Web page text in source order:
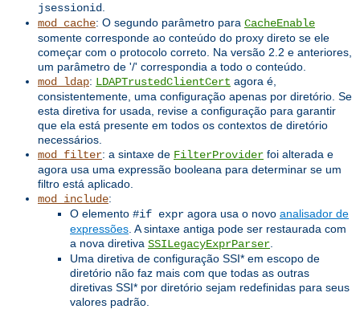
jsessionid
mod_cache: O segundo parâmetro para CacheEnable
somente corresponde ao conteúdo do proxy direto se ele
começar com o protocolo correto. Na versão 2.2 e anteriores,
um parâmetro de '/' correspondia a todo o conteúdo.
mod_ldap: LDAPTrustedClientCert agora é,
consistentemente, uma configuração apenas por diretório. Se
esta diretiva for usada, revise a configuração para garantir
que ela está presente em todos os contextos de diretório
necessários.
mod_filter: a sintaxe de FilterProvider foi alterada e
agora usa uma expressão booleana para determinar se um
filtro está aplicado.
mod_include:
O elemento #if expr agora usa o novo analisador de
expressões . A sintaxe antiga pode ser restaurada com
a nova diretiva SSILegacyExprParser
Uma diretiva de configuração SSI* em escopo de
diretório não faz mais com que todas as outras
diretivas SSI* por diretório sejam redefinidas para seus
valores padrão.